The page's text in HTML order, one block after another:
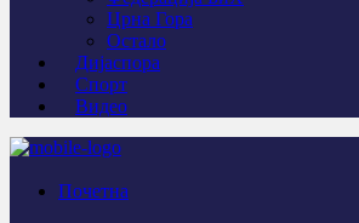
Црна Гора
Остало
Дијаспора
Спорт
Видео
Почетна